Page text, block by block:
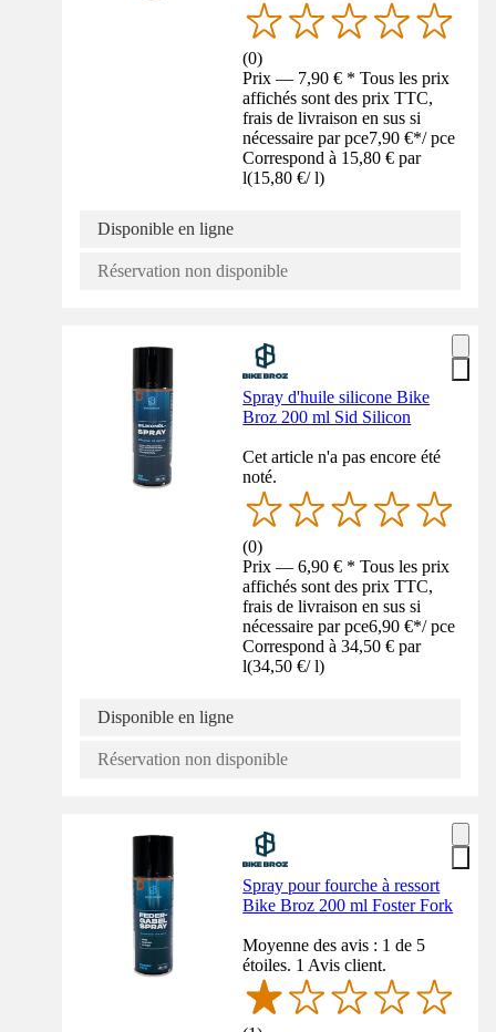
(0)
Prix — 7,90 € * Tous les prix
affichés sont des prix TTC,
frais de livraison en sus si
nécessaire par pce7,90 €*/ pce
Correspond à 15,80 € par
l(15,80 €/ l)
Disponible en ligne
Réservation non disponible
Spray d'huile silicone Bike
Broz 200 ml Sid Silicon
Cet article n'a pas encore été
noté.
(0)
Prix — 6,90 € * Tous les prix
affichés sont des prix TTC,
frais de livraison en sus si
nécessaire par pce6,90 €*/ pce
Correspond à 34,50 € par
l(34,50 €/ l)
Disponible en ligne
Réservation non disponible
Spray pour fourche à ressort
Bike Broz 200 ml Foster Fork
Moyenne des avis : 1 de 5
étoiles. 1 Avis client.